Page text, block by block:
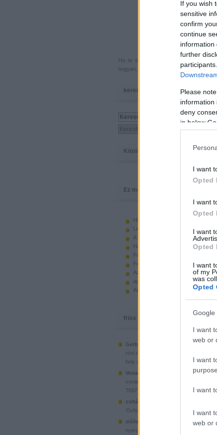
If you wish
sensitive
confirm
continue
information
further
Please
information
deny
in below
I want
Opted
I want
Opted
I want
Opted
I want
of my
was
Opted
Google
I want
web or
I want
I want
I want
web or
Ha te is küldenél egy végigjátszást,
hogyan, hova, mikor, kivel és miért,
keresés
Közösség
Ez megy
Hiányzó elemek beszerzése
Legoland Németország 2010
A kastélyok képes története
Használt legót piacról
Feltörjük a legó ugart
Fehérítsd ki!
Az Indiana Jones készletek
apró. hirdetés.
Akciók, újdonságok a polcon,
friss topikok
Gerberus:
Mostanra már a Lego is
rést é...
hely a klónoknak
Vonatotkeresek1:
@BorZol: Üdv, hol
vonatot venni...
7897 Passenger Train
zoltán999:
Oxford, a dél-koreai klón
siófoki35:
A platós teherautó
nyergesvonta...